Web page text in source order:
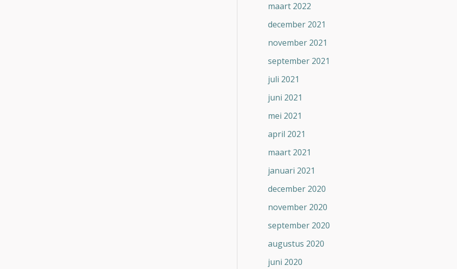
maart 2022
december 2021
november 2021
september 2021
juli 2021
juni 2021
mei 2021
april 2021
maart 2021
januari 2021
december 2020
november 2020
september 2020
augustus 2020
juni 2020